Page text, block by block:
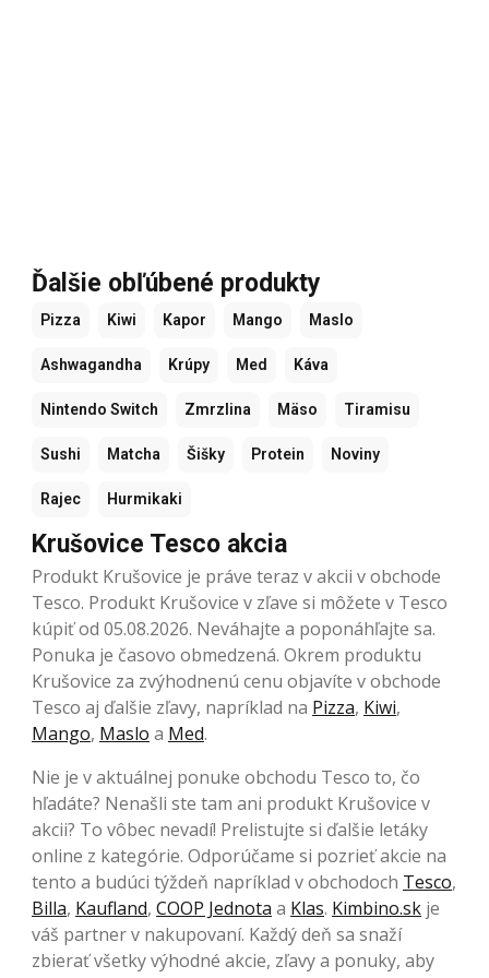
Ďalšie obľúbené produkty
Pizza Kiwi Kapor Mango Maslo
Ashwagandha Krúpy Med Káva
Nintendo Switch Zmrzlina Mäso Tiramisu
Sushi Matcha Šišky Protein Noviny
Rajec Hurmikaki
Krušovice Tesco akcia
Produkt Krušovice je práve teraz v akcii v obchode
Tesco. Produkt Krušovice v zľave si môžete v Tesco
kúpiť od 05.08.2026. Neváhajte a poponáhľajte sa.
Ponuka je časovo obmedzená. Okrem produktu
Krušovice za zvýhodnenú cenu objavíte v obchode
Tesco aj ďalšie zľavy, napríklad na Pizza, Kiwi,
Mango, Maslo a Med.
Nie je v aktuálnej ponuke obchodu Tesco to, čo
hľadáte? Nenašli ste tam ani produkt Krušovice v
akcii? To vôbec nevadí! Prelistujte si ďalšie letáky
online z kategórie. Odporúčame si pozrieť akcie na
tento a budúci týždeň napríklad v obchodoch Tesco,
Billa, Kaufland, COOP Jednota a Klas. Kimbino.sk je
váš partner v nakupovaní. Každý deň sa snaží
zbierať všetky výhodné akcie, zľavy a ponuky, aby